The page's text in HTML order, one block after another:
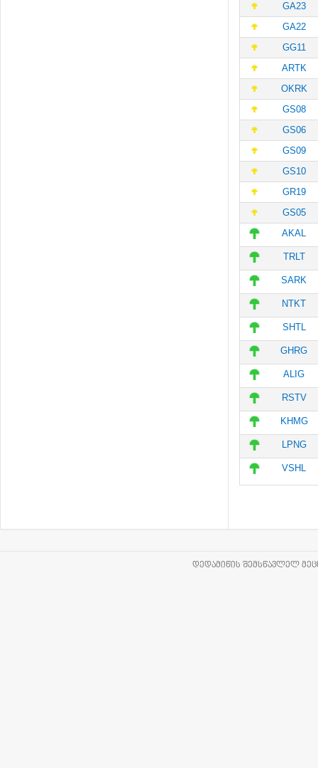
GA23
GA22
GG11
ARTK
OKRK
GS08
GS06
GS09
GS10
GR19
GS05
AKAL
TRLT
SARK
NTKT
SHTL
GHRG
ALIG
RSTV
KHMG
LPNG
VSHL
ᲓᲔᲓᲐᲛᲘᲬᲘᲡ ᲨᲔᲛᲡᲬᲐᲕᲚᲔᲚ